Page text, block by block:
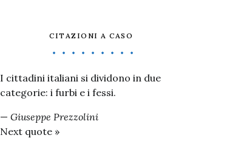
CITAZIONI A CASO
I cittadini italiani si dividono in due
categorie: i furbi e i fessi.
— Giuseppe Prezzolini
Next quote »